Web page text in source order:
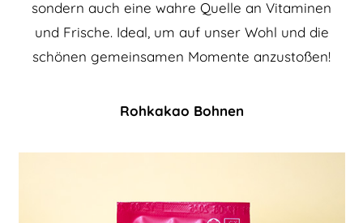
sondern auch eine wahre Quelle an Vitaminen
und Frische. Ideal, um auf unser Wohl und die
schönen gemeinsamen Momente anzustoßen!
Rohkakao Bohnen